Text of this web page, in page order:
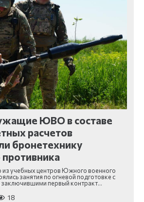
ЮВО в составе
расчетов
бронетехнику
из учебных центров Южного военного
занятия по огневой подготовке с
первый контракт…
18